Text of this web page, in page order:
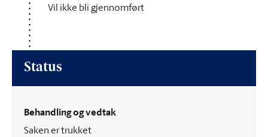
Vil ikke bli gjennomført
Status
Behandling og vedtak
Saken er trukket